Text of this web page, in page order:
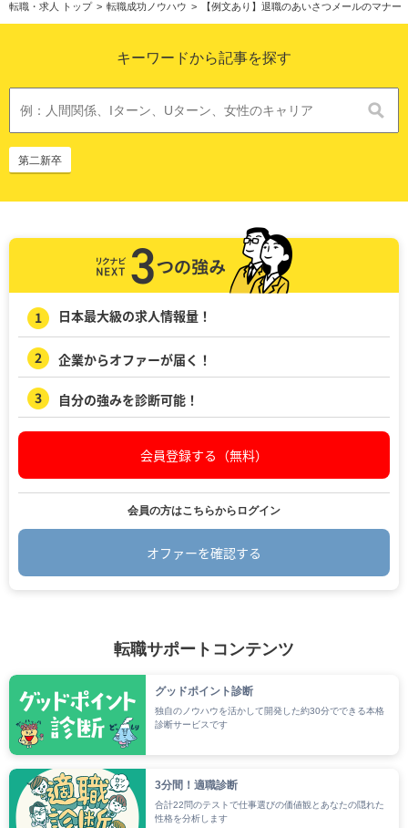
転職・求人 トップ > 転職成功ノウハウ > 【例文あり】退職のあいさつメールのマナー
キーワードから記事を探す
第二新卒
日本最大級の求人情報量！
企業からオファーが届く！
自分の強みを診断可能！
会員登録する（無料）
会員の方はこちらからログイン
オファーを確認する
転職サポートコンテンツ
グッドポイント診断
独自のノウハウを活かして開発した約30分でできる本格
診断サービスです
3分間！適職診断
合計22問のテストで仕事選びの価値観とあなたの隠れた
性格を分析します